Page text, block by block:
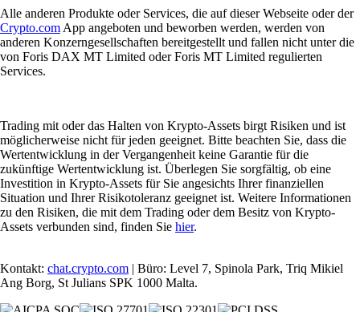
Alle anderen Produkte oder Services, die auf dieser Webseite oder der
Crypto.com App angeboten und beworben werden, werden von
anderen Konzerngesellschaften bereitgestellt und fallen nicht unter die
von Foris DAX MT Limited oder Foris MT Limited regulierten
Services.
Trading mit oder das Halten von Krypto-Assets birgt Risiken und ist
möglicherweise nicht für jeden geeignet. Bitte beachten Sie, dass die
Wertentwicklung in der Vergangenheit keine Garantie für die
zukünftige Wertentwicklung ist. Überlegen Sie sorgfältig, ob eine
Investition in Krypto-Assets für Sie angesichts Ihrer finanziellen
Situation und Ihrer Risikotoleranz geeignet ist. Weitere Informationen
zu den Risiken, die mit dem Trading oder dem Besitz von Krypto-
Assets verbunden sind, finden Sie hier.
Kontakt: chat.crypto.com | Büro: Level 7, Spinola Park, Triq Mikiel
Ang Borg, St Julians SPK 1000 Malta.